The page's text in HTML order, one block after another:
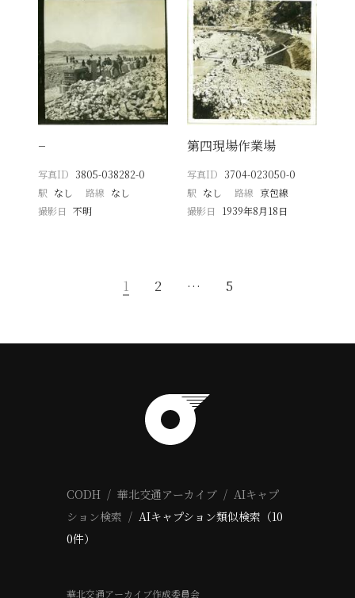
−
写真ID 3805-038282-0
駅 なし 路線 なし
撮影日
不明
第四現場作業場
写真ID 3704-023050-0
駅 なし 路線 京包線
撮影日
1939年8月18日
1 2 … 5
CODH 華北交通アーカイブ
AIキャプ
ション検索
AIキャプション類似検索（10
0件）
華北交通アーカイブ作成委員会